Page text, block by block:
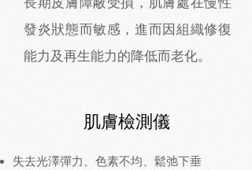
發炎狀態而敏感，進而因組織修復
能力及再生能力的降低而老化。
肌膚檢測儀
失去光澤彈力、色素不均、鬆弛下垂